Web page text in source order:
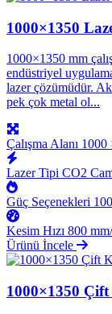
1000×1350
1000×1350 mm
endüstriyel
lazer çözümüdür.
pek çok metal ol...
Çalışma Alanı 1000
Lazer Tipi CO2
Güç Seçenekleri
Kesim Hızı 800
Ürünü İncele
1000×1350